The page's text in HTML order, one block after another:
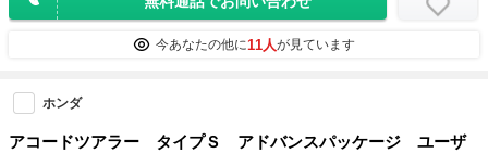
今あなたの他に11人が見ています
ホンダ
アコードツアラー タイプＳ アドバンスパッケージ ユーザ